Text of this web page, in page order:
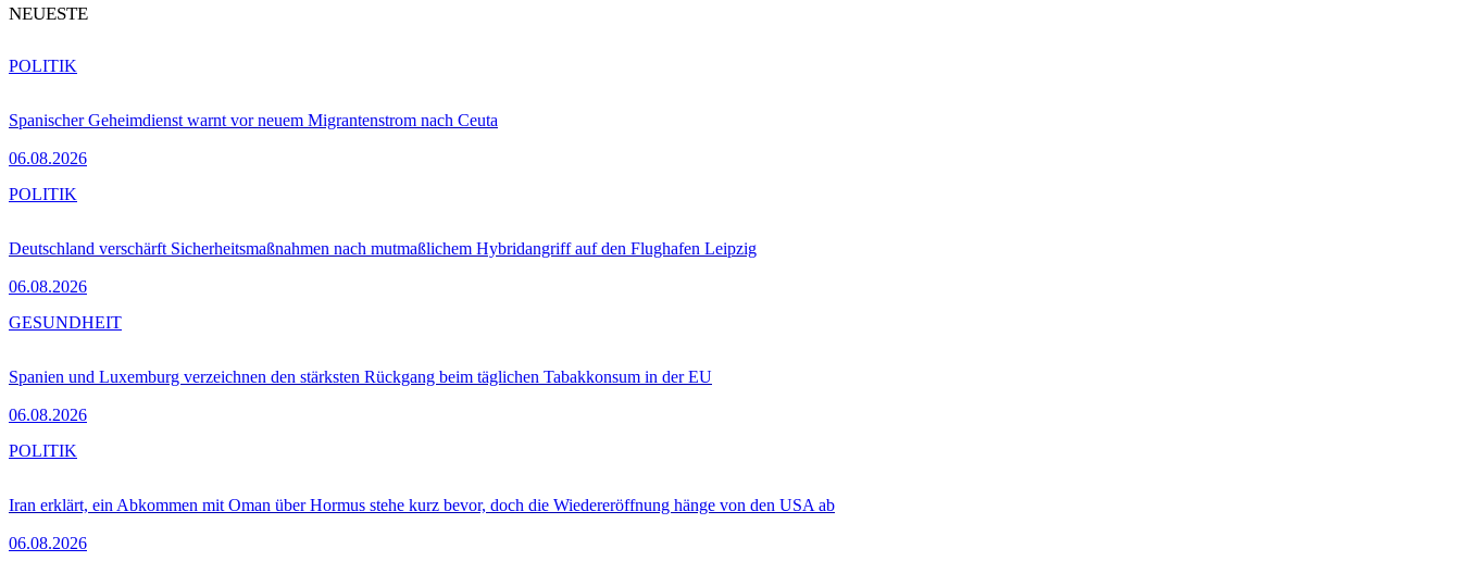
NEUESTE
Spanischer Geheimdienst warnt vor neuem Migrantenstrom nach Ceuta
06.08.2026
POLITIK
Deutschland verschärft Sicherheitsmaßnahmen nach mutmaßlichem Hybridangriff auf den Flughafen Leipzig
06.08.2026
POLITIK
Spanien und Luxemburg verzeichnen den stärksten Rückgang beim täglichen Tabakkonsum in der EU
06.08.2026
GESUNDHEIT
Iran erklärt, ein Abkommen mit Oman über Hormus stehe kurz bevor, doch die Wiedereröffnung hänge von den USA ab
06.08.2026
POLITIK